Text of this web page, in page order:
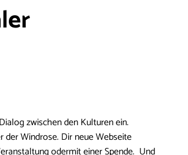
zwischen den Kulturen ein.
Windrose. Dir neue Webseite